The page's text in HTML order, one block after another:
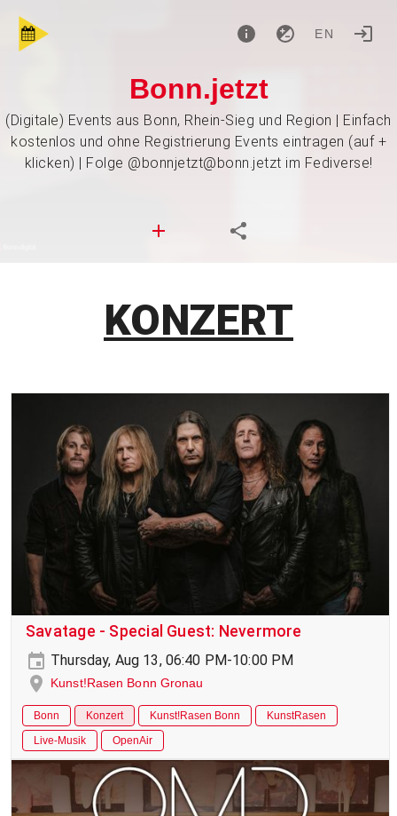
EN
Bonn.jetzt
(Digitale) Events aus Bonn, Rhein-Sieg und Region | Einfach
kostenlos und ohne Registrierung Events eintragen (auf +
klicken) | Folge @bonnjetzt@bonn.jetzt im Fediverse!
KONZERT
Savatage - Special Guest: Nevermore
Thursday, Aug 13, 06:40 PM-10:00 PM
Kunst!Rasen Bonn Gronau
Bonn Konzert Kunst!Rasen Bonn
KunstRasen
Live-Musik
OpenAir